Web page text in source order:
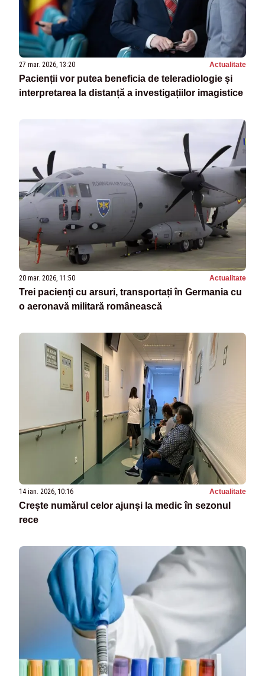
27 mar. 2026, 13:20 Actualitate
Pacienții vor putea beneficia de teleradiologie și
interpretarea la distanță a investigațiilor imagistice
20 mar. 2026, 11:50 Actualitate
Trei pacienți cu arsuri, transportați în Germania cu
o aeronavă militară românească
14 ian. 2026, 10:16 Actualitate
Crește numărul celor ajunși la medic în sezonul
rece